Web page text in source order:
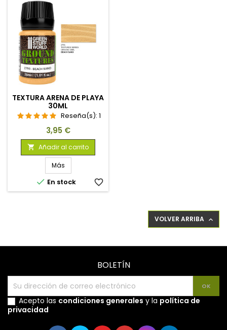
TEXTURA ARENA DE PLAYA
30ML
Reseña(s): 1
Precio
3,95 €
 Añadir al carrito
Más
 En stock favorite_border
VOLVER ARRIBA 
BOLETÍN
Acepto las condiciones generales y la política de
privacidad